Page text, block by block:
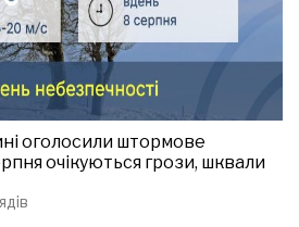
оголосили штормове
очікуються грози, шквали